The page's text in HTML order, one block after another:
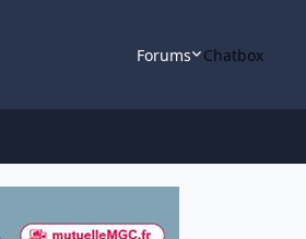
Forums Chatbox